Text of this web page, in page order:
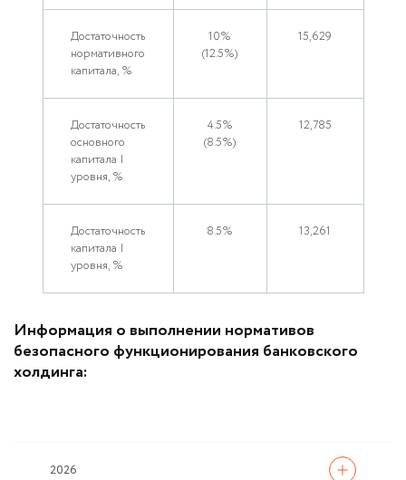
Достаточность
нормативного
капитала, %
10%
(12.5%)
15,629
Достаточность
основного
капитала I
уровня, %
4.5%
(8.5%)
12,785
Достаточность
капитала I
уровня, %
8.5% 13,261
Информация о выполнении нормативов
безопасного функционирования банковского
холдинга:
2026